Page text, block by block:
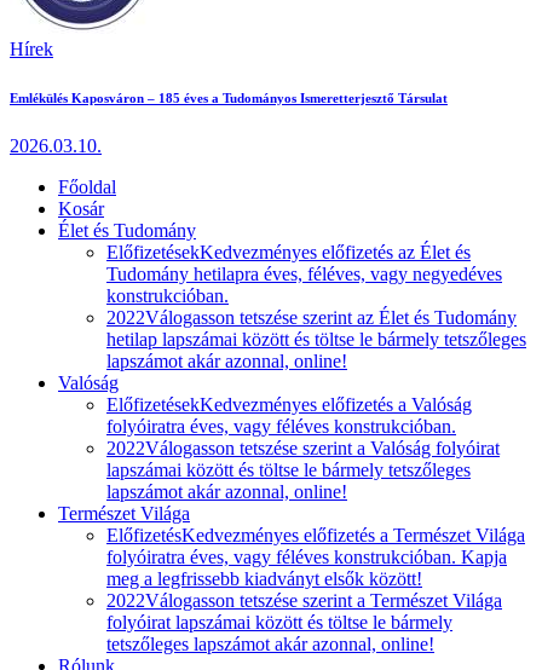
Hírek
Emlékülés Kaposváron – 185 éves a Tudományos Ismeretterjesztő Társulat
2026.03.10.
Főoldal
Kosár
Élet és Tudomány
ElőfizetésekKedvezményes előfizetés az Élet és
Tudomány hetilapra éves, féléves, vagy negyedéves
konstrukcióban.
2022Válogasson tetszése szerint az Élet és Tudomány
hetilap lapszámai között és töltse le bármely tetszőleges
lapszámot akár azonnal, online!
Valóság
ElőfizetésekKedvezményes előfizetés a Valóság
folyóiratra éves, vagy féléves konstrukcióban.
2022Válogasson tetszése szerint a Valóság folyóirat
lapszámai között és töltse le bármely tetszőleges
lapszámot akár azonnal, online!
Természet Világa
ElőfizetésKedvezményes előfizetés a Természet Világa
folyóiratra éves, vagy féléves konstrukcióban. Kapja
meg a legfrissebb kiadványt elsők között!
2022Válogasson tetszése szerint a Természet Világa
folyóirat lapszámai között és töltse le bármely
tetszőleges lapszámot akár azonnal, online!
Rólunk